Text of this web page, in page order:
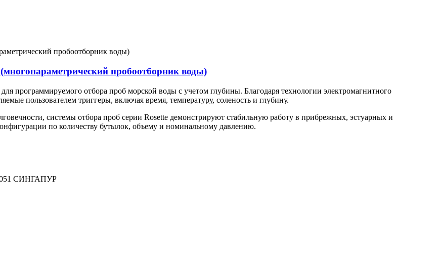
пробоотборник воды)
программируемого отбора проб морской воды с учетом глубины. Благодаря технологии электромагнитного
пользователем триггеры, включая время, температуру, соленость и глубину.
системы отбора проб серии Rosette демонстрируют стабильную работу в прибрежных, эстуарных и
по количеству бутылок, объему и номинальному давлению.
СИНГАПУР